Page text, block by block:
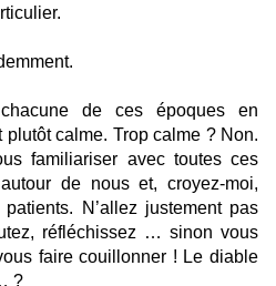
de ces époques en
plutôt calme. Trop calme ? Non.
familiariser avec toutes ces
de nous et, croyez-moi,
N’allez justement pas
réfléchissez … sinon vous
faire couillonner ! Le diable
?